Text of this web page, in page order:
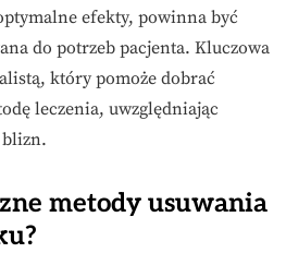
efekty, powinna być
do potrzeb pacjenta. Kluczowa
który pomoże dobrać
leczenia, uwzględniając
metody usuwania